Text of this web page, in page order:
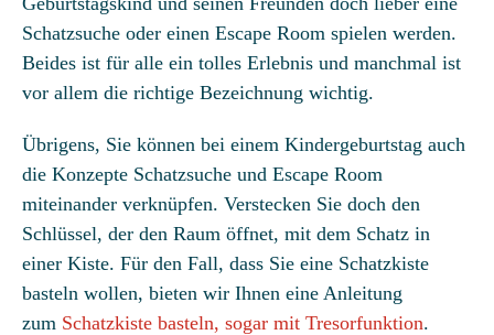
Schatzsuche oder einen Escape Room spielen werden.
Beides ist für alle ein tolles Erlebnis und manchmal ist
vor allem die richtige Bezeichnung wichtig.
Übrigens, Sie können bei einem Kindergeburtstag auch
die Konzepte Schatzsuche und Escape Room
miteinander verknüpfen. Verstecken Sie doch den
Schlüssel, der den Raum öffnet, mit dem Schatz in
einer Kiste. Für den Fall, dass Sie eine Schatzkiste
basteln wollen, bieten wir Ihnen eine Anleitung
zum Schatzkiste basteln, sogar mit Tresorfunktion.